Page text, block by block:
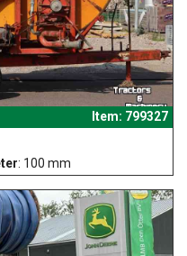
Item: 799327
: 100 mm